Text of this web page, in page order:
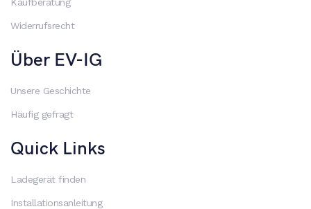
Widerrufsrecht
Über EV-IG
Unsere Geschichte
Häufig gefragt
Quick Links
Ladegerät finden
Installationsanleitung